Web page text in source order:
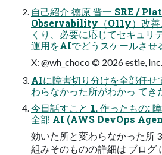
自己紹介 徳原 晋一 SRE /
Observability（O11y）改善
くり、必要に応じてセキュリ
運用をAIでどうスケールさせ
X: @wh_choco © 2026 estie,
AIに障害切り分けを全部任せ
わらなかった所がわかっ て
今日話すこと 1. 作ったもの:
全部 AI (AWS DevOps
効いた所と変わらなかった所
組みそのものの詳細は ブログ